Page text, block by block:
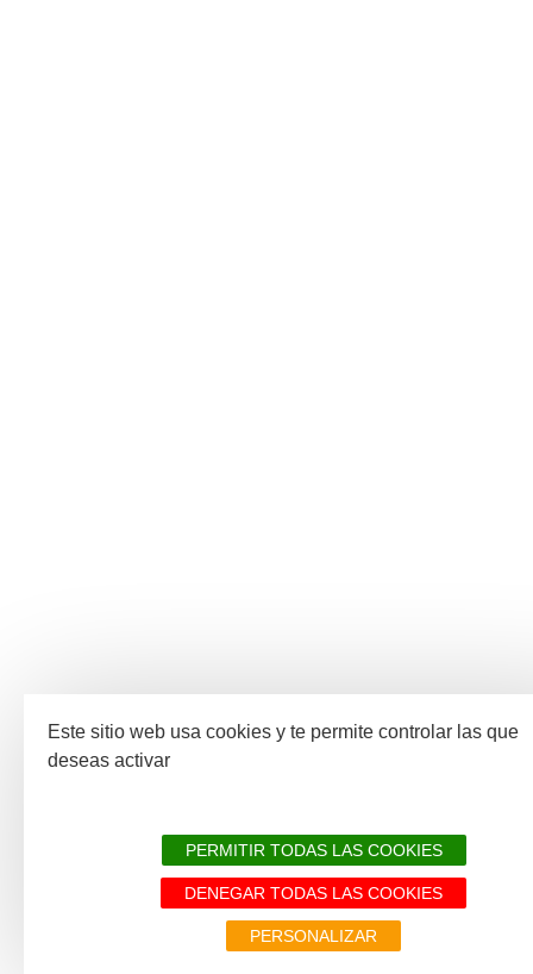
Este sitio web usa cookies y te permite controlar las que
deseas activar
PERMITIR TODAS LAS COOKIES
DENEGAR TODAS LAS COOKIES
PERSONALIZAR